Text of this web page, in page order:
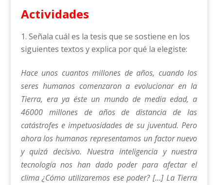
Actividades
Señala cuál es la tesis que se sostiene en los
siguientes textos y explica por qué la elegiste:
Hace unos cuantos millones de años, cuando los
seres humanos comenzaron a evolucionar en la
Tierra, era ya éste un mundo de media edad, a
46000 millones de años de distancia de las
catástrofes e impetuosidades de su juventud. Pero
ahora los humanos representamos un factor nuevo
y quizá decisivo. Nuestra inteligencia y nuestra
tecnología nos han dado poder para afectar el
clima ¿Cómo utilizaremos ese poder? […] La Tierra